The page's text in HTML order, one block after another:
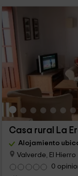
Casa rural La
Alojamiento
Valverde, El Hierro
0